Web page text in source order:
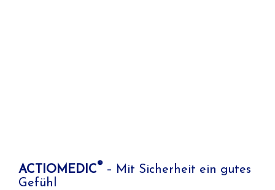
ACTIOMEDIC® – Mit Sicherheit ein gutes
Gefühl